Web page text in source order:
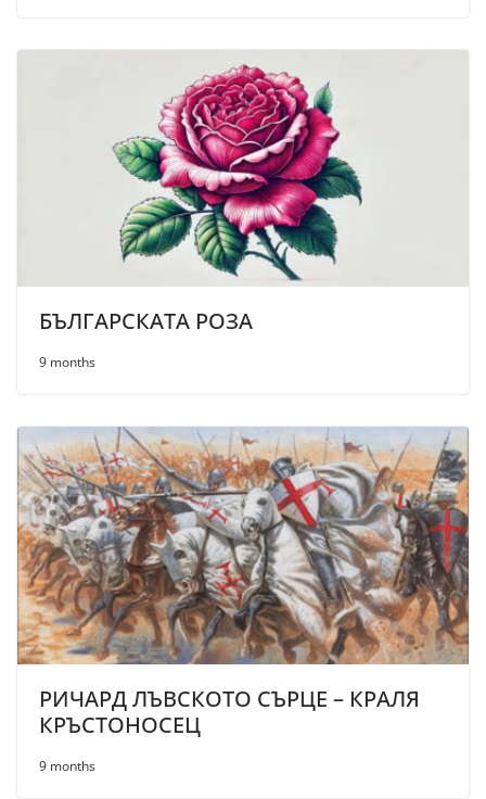
БЪЛГАРСКАТА РОЗА
9 months
РИЧАРД ЛЪВСКОТО СЪРЦЕ – КРАЛЯ
КРЪСТОНОСЕЦ
9 months